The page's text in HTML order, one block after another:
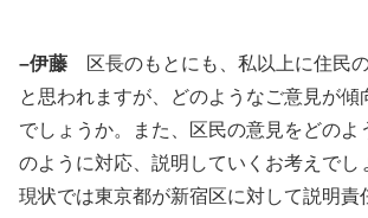
–伊藤 区長のもとにも、私以上に住民
と思われますが、どのようなご意見が傾
でしょうか。また、区民の意見をどのよ
のように対応、説明していくお考えでし
現状では東京都が新宿区に対して説明責